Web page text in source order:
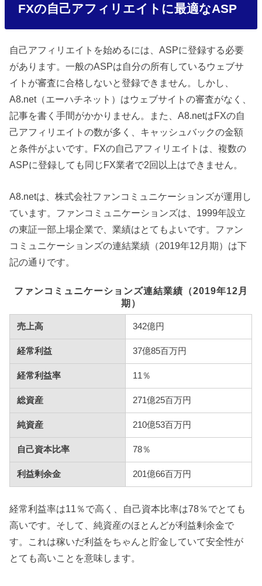
FXの自己アフィリエイトに最適なASP
自己アフィリエイトを始めるには、ASPに登録する必要
があります。一般のASPは自分の所有しているウェブサ
イトが審査に合格しないと登録できません。しかし、
A8.net（エーハチネット）はウェブサイトの審査がなく、
記事を書く手間がかかりません。また、A8.netはFXの自
己アフィリエイトの数が多く、キャッシュバックの金額
と条件がよいです。FXの自己アフィリエイトは、複数の
ASPに登録しても同じFX業者で2回以上はできません。
A8.netは、株式会社ファンコミュニケーションズが運用し
ています。ファンコミュニケーションズは、1999年設立
の東証一部上場企業で、業績はとてもよいです。ファン
コミュニケーションズの連結業績（2019年12月期）は下
記の通りです。
ファンコミュニケーションズ連結業績（2019年12月
期）
売上高 342億円
経常利益 37億85百万円
経常利益率 11％
総資産 271億25百万円
純資産 210億53百万円
自己資本比率 78％
利益剰余金 201億66百万円
経常利益率は11％で高く、自己資本比率は78％でとても
高いです。そして、純資産のほとんどが利益剰余金で
す。これは稼いだ利益をちゃんと貯金していて安全性が
とても高いことを意味します。